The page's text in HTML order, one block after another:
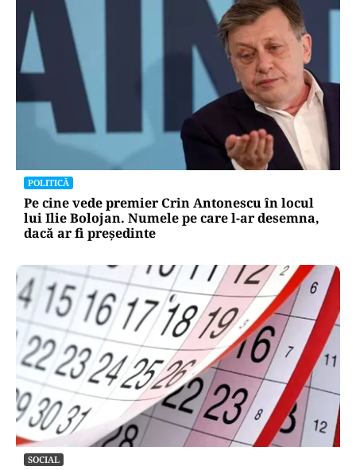
POLITICĂ
Pe cine vede premier Crin Antonescu în locul
lui Ilie Bolojan. Numele pe care l-ar desemna,
dacă ar fi președinte
SOCIAL